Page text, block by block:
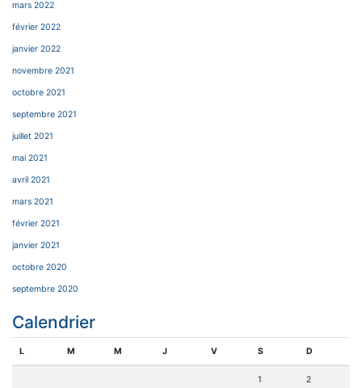
mars 2022
février 2022
janvier 2022
novembre 2021
octobre 2021
septembre 2021
juillet 2021
mai 2021
avril 2021
mars 2021
février 2021
janvier 2021
octobre 2020
septembre 2020
Calendrier
L M M J V S D
1 2